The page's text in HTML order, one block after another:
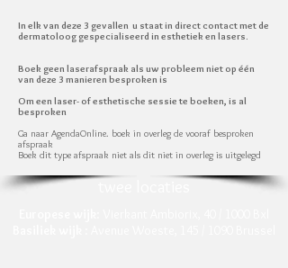
In elk van deze 3 gevallen u staat in direct contact met de
dermatoloog gespecialiseerd in esthetiek en lasers.
Boek geen laserafspraak als uw probleem niet op één
van deze 3 manieren besproken is
Om een laser- of esthetische sessie te boeken, is al
besproken
Ga naar AgendaOnline. boek in overleg de vooraf besproken
afspraak
Boek dit type afspraak niet als dit niet in overleg is uitgelegd